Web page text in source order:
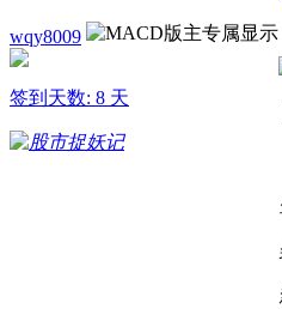
wqy8009
签到天数: 8 天